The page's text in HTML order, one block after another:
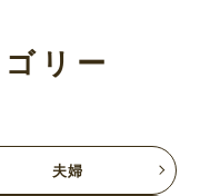
リー
夫婦